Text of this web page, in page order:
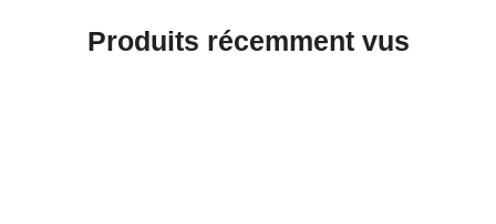
Produits récemment vus